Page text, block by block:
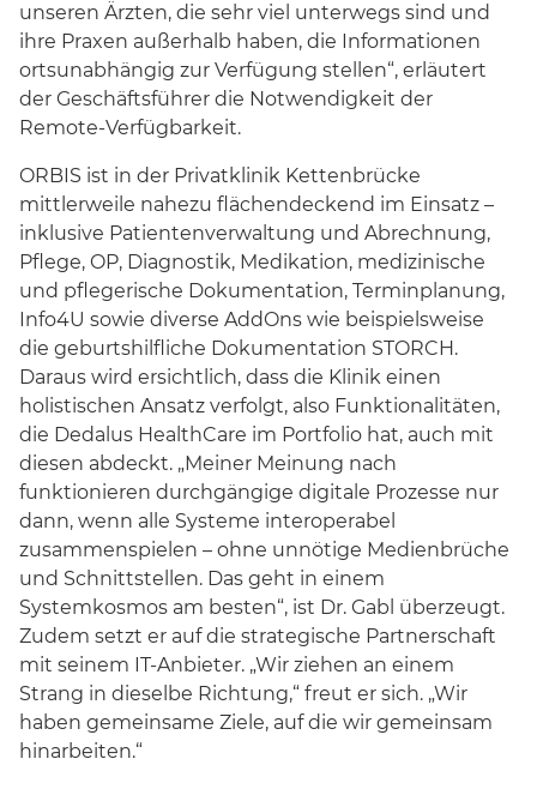
unseren Ärzten, die sehr viel unterwegs sind und
ihre Praxen außerhalb haben, die Informationen
ortsunabhängig zur Verfügung stellen“, erläutert
der Geschäftsführer die Notwendigkeit der
Remote-Verfügbarkeit.
ORBIS ist in der Privatklinik Kettenbrücke
mittlerweile nahezu flächendeckend im Einsatz –
inklusive Patientenverwaltung und Abrechnung,
Pflege, OP, Diagnostik, Medikation, medizinische
und pflegerische Dokumentation, Terminplanung,
Info4U sowie diverse AddOns wie beispielsweise
die geburtshilfliche Dokumentation STORCH.
Daraus wird ersichtlich, dass die Klinik einen
holistischen Ansatz verfolgt, also Funktionalitäten,
die Dedalus HealthCare im Portfolio hat, auch mit
diesen abdeckt. „Meiner Meinung nach
funktionieren durchgängige digitale Prozesse nur
dann, wenn alle Systeme interoperabel
zusammenspielen – ohne unnötige Medienbrüche
und Schnittstellen. Das geht in einem
Systemkosmos am besten“, ist Dr. Gabl überzeugt.
Zudem setzt er auf die strategische Partnerschaft
mit seinem IT-Anbieter. „Wir ziehen an einem
Strang in dieselbe Richtung,“ freut er sich. „Wir
haben gemeinsame Ziele, auf die wir gemeinsam
hinarbeiten.“